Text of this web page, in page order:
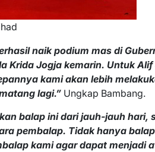
naik podium mas di
Krida Jogja kemarin. Untuk
kami akan lebih
lagi.”Ungkap Bambang.
balap ini dari jauh-jauh hari,
pembalap. Tidak hanya
kami agar dapat menjadi